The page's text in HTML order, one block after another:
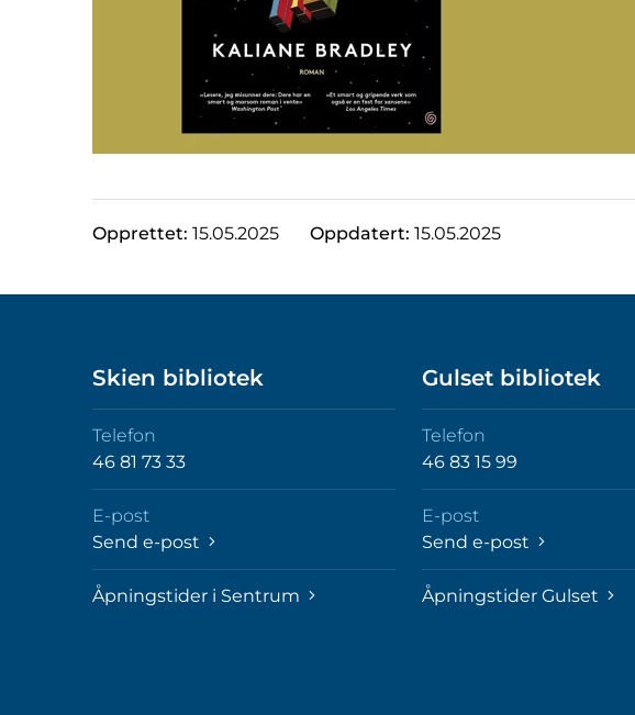
Opprettet: 15.05.2025 Oppdatert: 15.05.2025
Skien bibliotek
Telefon
46 81 73 33
E-post
Send e-post
Åpningstider i Sentrum
Gulset bibliotek
Telefon
46 83 15 99
E-post
Send e-post
Åpningstider Gulset